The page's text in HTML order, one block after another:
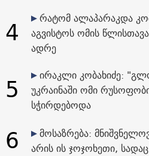
4
რატომ ალაპარაკდა
აგვისტოს ომის
ადრე
5
ირაკლი კობახიძე:
უკრაინაში ომი
სჭირდებოდა
6
მოსაზრება:
არის ის ჯოჯოხეთი,